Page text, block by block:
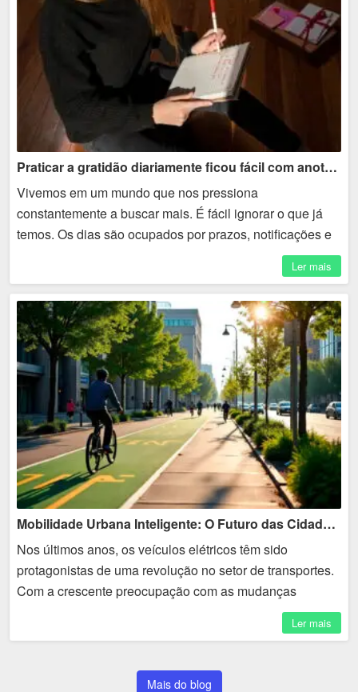
Praticar a gratidão diariamente ficou fácil com anotações simples
Vivemos em um mundo que nos pressiona
constantemente a buscar mais. É fácil ignorar o que já
temos. Os dias são ocupados por prazos, notificações e
responsabilidades, deixando pouco espaço para
Ler mais
Mobilidade Urbana Inteligente: O Futuro das Cidades Sustentáveis
Nos últimos anos, os veículos elétricos têm sido
protagonistas de uma revolução no setor de transportes.
Com a crescente preocupação com as mudanças
climáticas e a busca por fontes de energia mais limpas,...
Ler mais
Mais do blog